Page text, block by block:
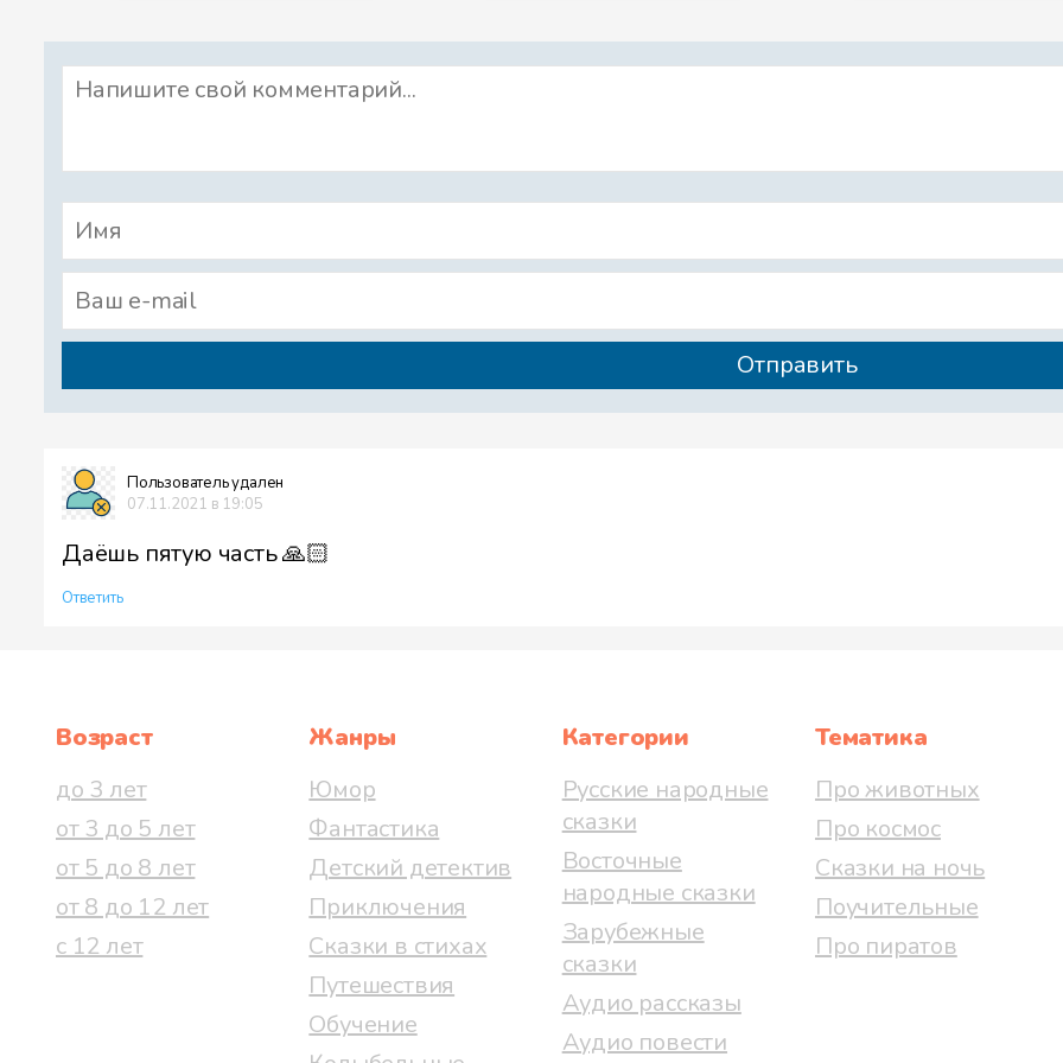
Пользователь удален
07.11.2021 в 19:05
Даёшь пятую часть 🙏🏻
Ответить
Возраст
до 3 лет
от 3 до 5 лет
от 5 до 8 лет
от 8 до 12 лет
с 12 лет
Жанры
Юмор
Фантастика
Детский детектив
Приключения
Сказки в стихах
Путешествия
Обучение
Категории
Русские народные
сказки
Восточные
народные сказки
Зарубежные
сказки
Аудио рассказы
Аудио повести
Тематика
Про животных
Про космос
Сказки на ночь
Поучительные
Про пиратов